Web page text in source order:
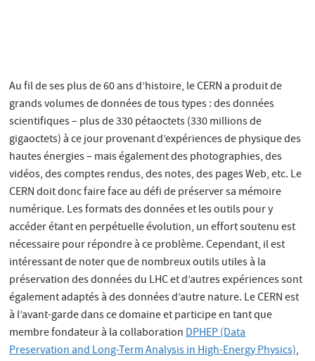
Au fil de ses plus de 60 ans d’histoire, le CERN a produit de
grands volumes de données de tous types : des données
scientifiques – plus de 330 pétaoctets (330 millions de
gigaoctets) à ce jour provenant d’expériences de physique des
hautes énergies – mais également des photographies, des
vidéos, des comptes rendus, des notes, des pages Web, etc. Le
CERN doit donc faire face au défi de préserver sa mémoire
numérique. Les formats des données et les outils pour y
accéder étant en perpétuelle évolution, un effort soutenu est
nécessaire pour répondre à ce problème. Cependant, il est
intéressant de noter que de nombreux outils utiles à la
préservation des données du LHC et d’autres expériences sont
également adaptés à des données d’autre nature. Le CERN est
à l’avant-garde dans ce domaine et participe en tant que
membre fondateur à la collaborationDPHEP (Data
Preservation and Long-Term Analysis in High-Energy Physics),